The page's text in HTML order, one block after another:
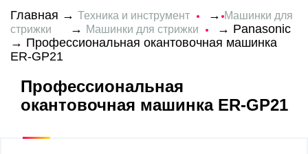
Главная → Техника и инструмент →Машинки для
стрижки
→ Машинки для стрижки → Panasonic
→ Профессиональная окантовочная машинка
ER-GP21
Профессиональная
окантовочная машинка ER-GP21